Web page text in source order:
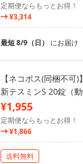
定期便ならもっとお得！
¥3,314
最短 8/9（日） にお届け
【ネコポス(同梱不可
新テスミンS 20錠（動
¥1,955
定期便ならもっとお得！
¥1,866
送料無料